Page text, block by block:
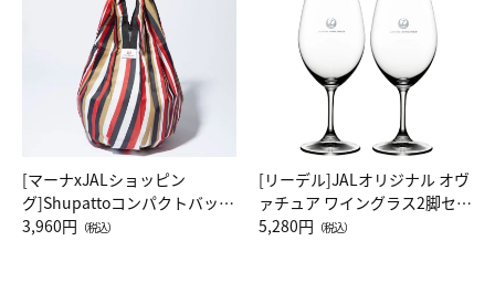
[マーナxJALショッピン
グ]Shupattoコンパクトバッグ
Drop JAL客室乗務員（LC）ス
3,960円 （税込）
[リーデル]JALオリジナル オヴ
ァチュア ワイングラス2脚セッ
ト（レッドワイン）
5,280円 （税込）